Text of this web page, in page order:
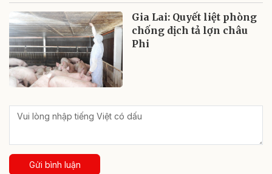
Gia Lai: Quyết liệt phòng
chống dịch tả lợn châu
Phi
Gửi bình luận